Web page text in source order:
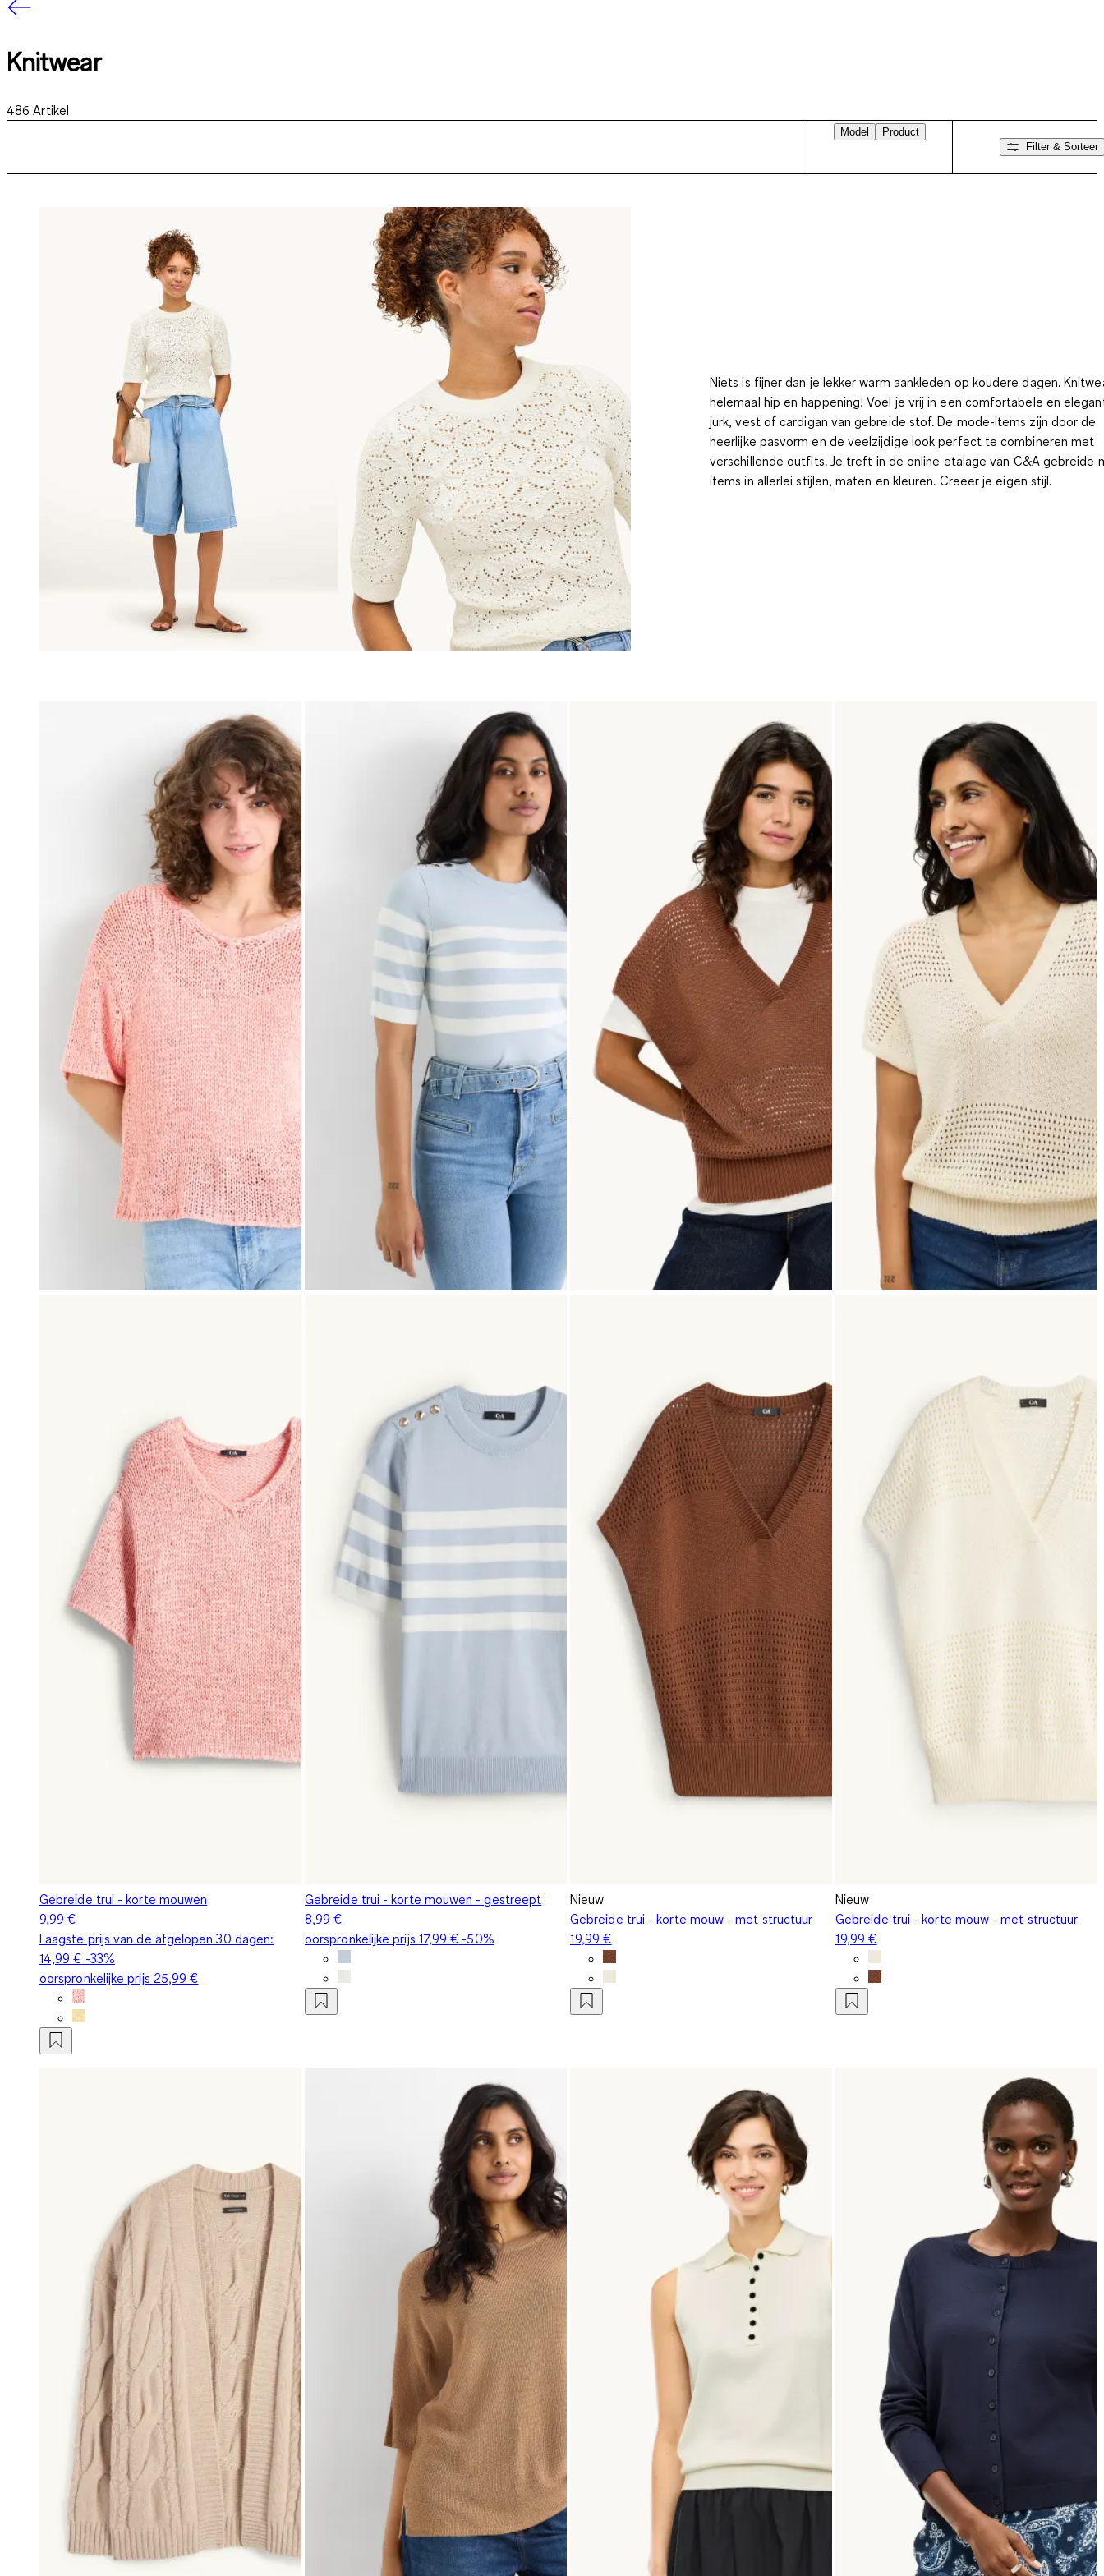
Knitwear
486 Artikel
Model
Product
Filter & Sorteer
Niets is fijner dan je lekker warm aankleden op koudere dagen.
helemaal hip en happening! Voel je vrij in een comfortabele en
jurk, vest of cardigan van gebreide stof. De mode-items zijn door de
heerlijke pasvorm en de veelzijdige look perfect te combineren met
verschillende outfits. Je treft in de online etalage van C&A gebreide
items in allerlei stijlen, maten en kleuren. Creëer je eigen stijl.
Gebreide trui - korte mouwen
9,99 €
Laagste prijs van de afgelopen 30 dagen:
14,99 € -33%
oorspronkelijke prijs 25,99 €
Gebreide trui - korte mouwen - gestreept
8,99 €
oorspronkelijke prijs 17,99 € -50%
Nieuw
Gebreide trui - korte mouw - met structuur
19,99 €
Nieuw
Gebreide trui - korte mouw - met structuur
19,99 €